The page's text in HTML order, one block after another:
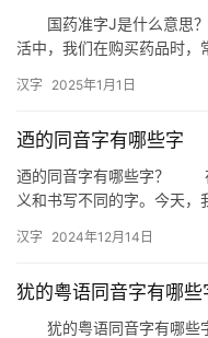
国药准字J是什么意思
活中，我们在购买药品时，
汉字 2025年1月1日
迺的同音字有哪些字
迺的同音字有哪些字？
义和书写不同的字。今天，
汉字 2024年12月14日
犹的粤语同音字有哪些
犹的粤语同音字有哪些